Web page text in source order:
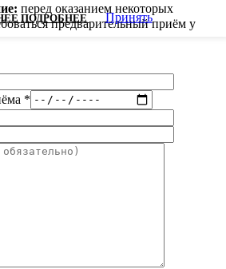
ПОДРОБНЕЕ Принять
перед оказанием некоторых
предварительный приём у
*